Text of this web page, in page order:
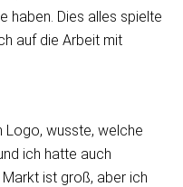
haben. Dies alles spielte
auf die Arbeit mit
Logo, wusste, welche
ich hatte auch
ist groß, aber ich